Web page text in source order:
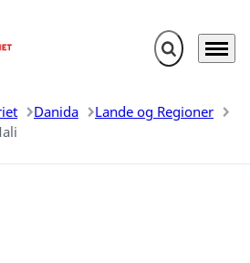
Fold søgefelt
Menu
Danida
Lande og Regioner